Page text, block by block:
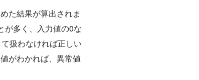
た結果が算出されま
が多く、入力値の0な
扱わなければ正しい
がわかれば、異常値